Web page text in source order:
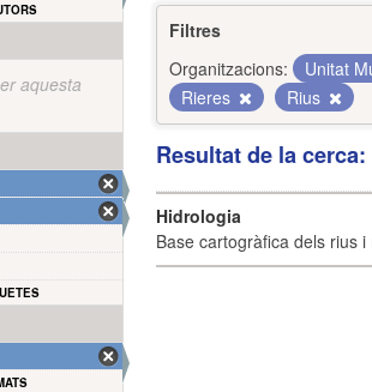
Filtres
Organitzacions:
Unitat
Rieres
Rius
Resultat de la
Hidrologia
Base cartogràfica dels rius
aquesta